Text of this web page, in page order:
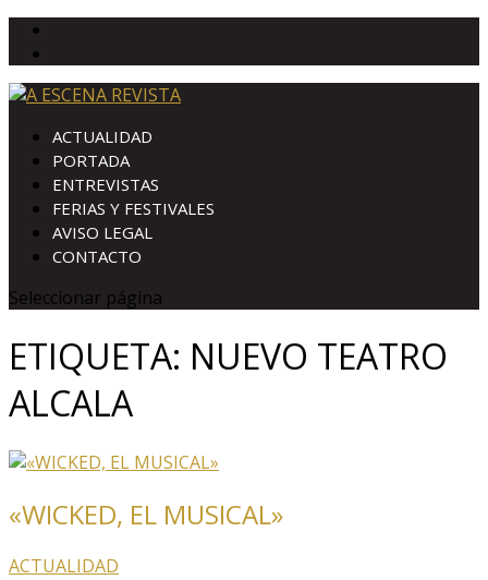
ACTUALIDAD
PORTADA
ENTREVISTAS
FERIAS Y FESTIVALES
AVISO LEGAL
CONTACTO
Seleccionar página
ETIQUETA: NUEVO TEATRO
ALCALA
«WICKED, EL MUSICAL»
ACTUALIDAD